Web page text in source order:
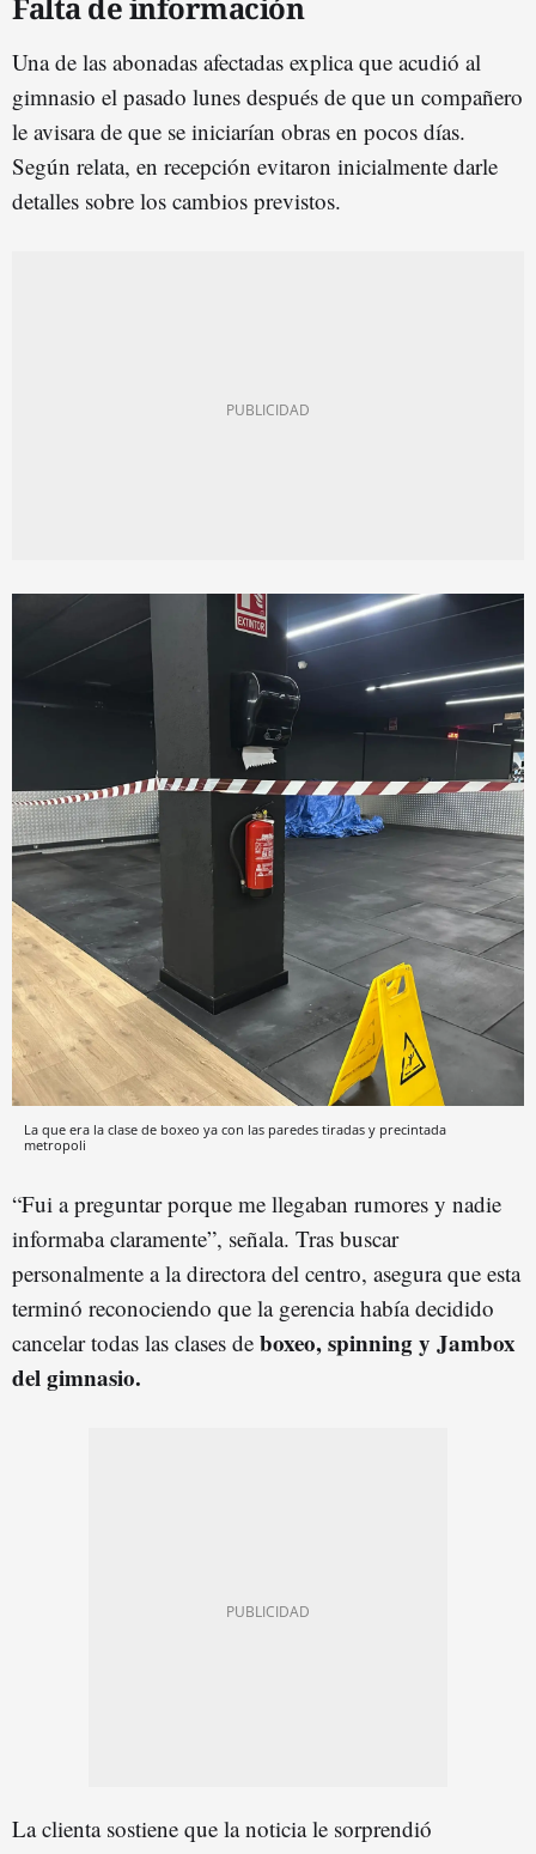
Una de las abonadas afectadas explica que acudió al
gimnasio el pasado lunes después de que un compañero
le avisara de que se iniciarían obras en pocos días.
Según relata, en recepción evitaron inicialmente darle
detalles sobre los cambios previstos.
La que era la clase de boxeo ya con las paredes tiradas y precintada
metropoli
“Fui a preguntar porque me llegaban rumores y nadie
informaba claramente”, señala. Tras buscar
personalmente a la directora del centro, asegura que esta
terminó reconociendo que la gerencia había decidido
cancelar todas las clases de boxeo, spinning y Jambox
del gimnasio.
La clienta sostiene que la noticia le sorprendió